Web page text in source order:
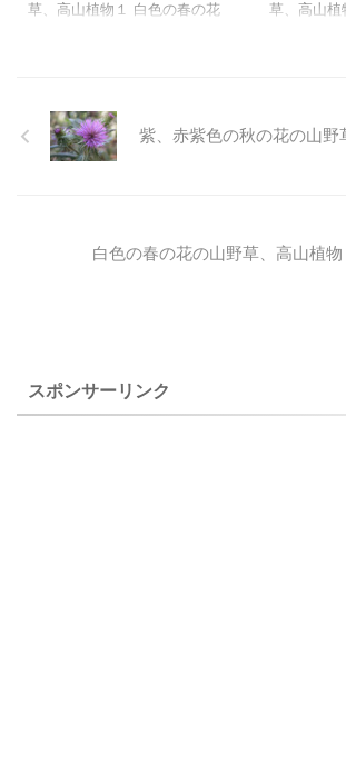
草、高山植物１ 白色の春の花
ると説明つきの写真が見られ
ます。 シロドウダン ズダヤク
ィックファイア’ シロバナイワ
ギリソウ タウンセンディア・
ラリア クレマチス・モン ...
草、高山植
ると説明つ
ゲツツジ
コケモモ
紫、赤紫色の秋の花の山野
白色の春の花の山野草、高山植物
スポンサーリンク